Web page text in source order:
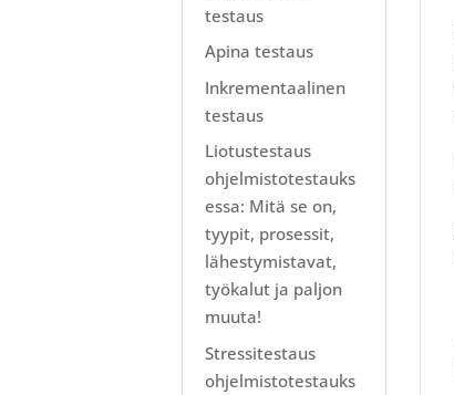
testaus
Apina testaus
Inkrementaalinen
testaus
Liotustestaus
ohjelmistotestauks
essa: Mitä se on,
tyypit, prosessit,
lähestymistavat,
työkalut ja paljon
muuta!
Stressitestaus
ohjelmistotestauks